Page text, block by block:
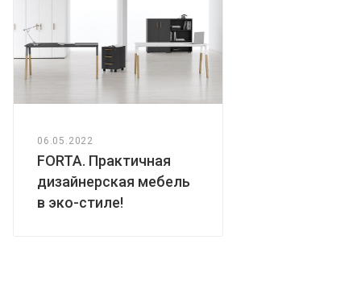
06.05.2022
FORTA. Практичная
дизайнерская мебель
в эко-стиле!